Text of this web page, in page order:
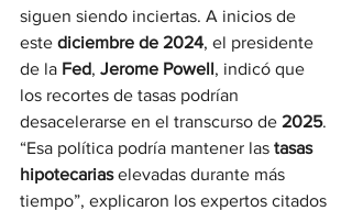
siguen siendo inciertas. A inicios de
este diciembre de 2024, el presidente
de la Fed, Jerome Powell, indicó que
los recortes de tasas podrían
desacelerarse en el transcurso de 2025.
“Esa política podría mantener las tasas
hipotecarias elevadas durante más
tiempo”, explicaron los expertos citados